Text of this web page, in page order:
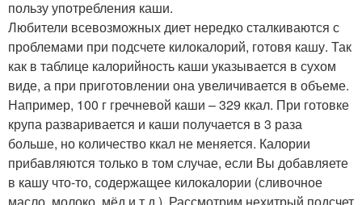
пользу употребления каши.
Любители всевозможных диет нередко сталкиваются с
проблемами при подсчете килокалорий, готовя кашу. Так
как в таблице калорийность каши указывается в сухом
виде, а при приготовлении она увеличивается в объеме.
Например, 100 г гречневой каши – 329 ккал. При готовке
крупа разваривается и каши получается в 3 раза
больше, но количество ккал не меняется. Калории
прибавляются только в том случае, если Вы добавляете
в кашу что-то, содержащее килокалории (сливочное